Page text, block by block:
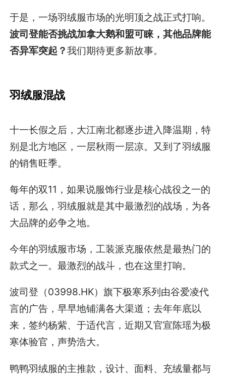
于是，一场羽绒服市场的光明顶之战正式打响。
波司登能否挑战加拿大鹅和盟可睐，其他品牌能
否异军突起？我们期待更多新故事。
羽绒服混战
十一长假之后，大江南北都逐步进入降温期，特
别是北方地区，一层秋雨一层凉。又到了羽绒服
的销售旺季。
每年的双11，如果说服饰行业是核心战役之一的
话，那么，羽绒服就是其中最激烈的战场，为各
大品牌的必争之地。
今年的羽绒服市场，工装派克服依然是最热门的
款式之一。最激烈的战斗，也在这里打响。
波司登（03998.HK）旗下极寒系列由谷爱凌代
言的广告，早早地铺满各大渠道；去年年底以
来，签约杨紫、于适代言，近期又官宣陈瑶为极
寒体验官，声势浩大。
鸭鸭羽绒服的主推款，设计、面料、充绒量都与